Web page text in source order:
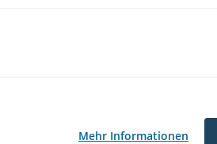
Mehr Informationen